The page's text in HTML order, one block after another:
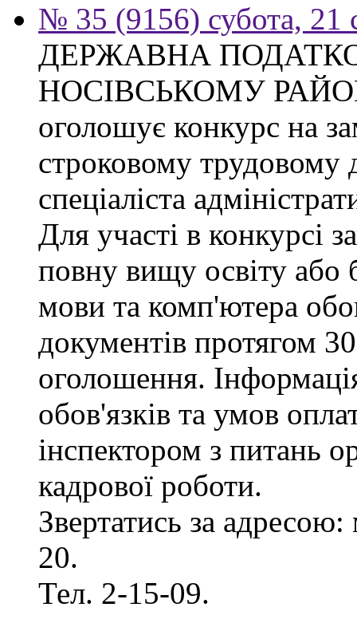
№ 35 (9156) субота, 21
ДЕРЖАВНА
НОСІВСЬКОМУ
оголошує конкурс на
строковому трудовому
спеціаліста
Для участі в конкурсі
повну вищу освіту або
мови та комп'ютера
документів протягом
оголошення.
обов'язків та умов
інспектором з питань
кадрової роботи.
Звертатись за
20.
Тел. 2-15-09.